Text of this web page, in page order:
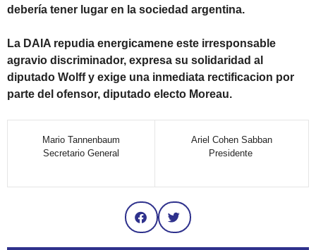
debería tener lugar en la sociedad argentina.
La DAIA repudia energicamene este irresponsable
agravio discriminador, expresa su solidaridad al
diputado Wolff y exige una inmediata rectificacion por
parte del ofensor, diputado electo Moreau.
Mario Tannenbaum
Secretario General
Ariel Cohen Sabban
Presidente